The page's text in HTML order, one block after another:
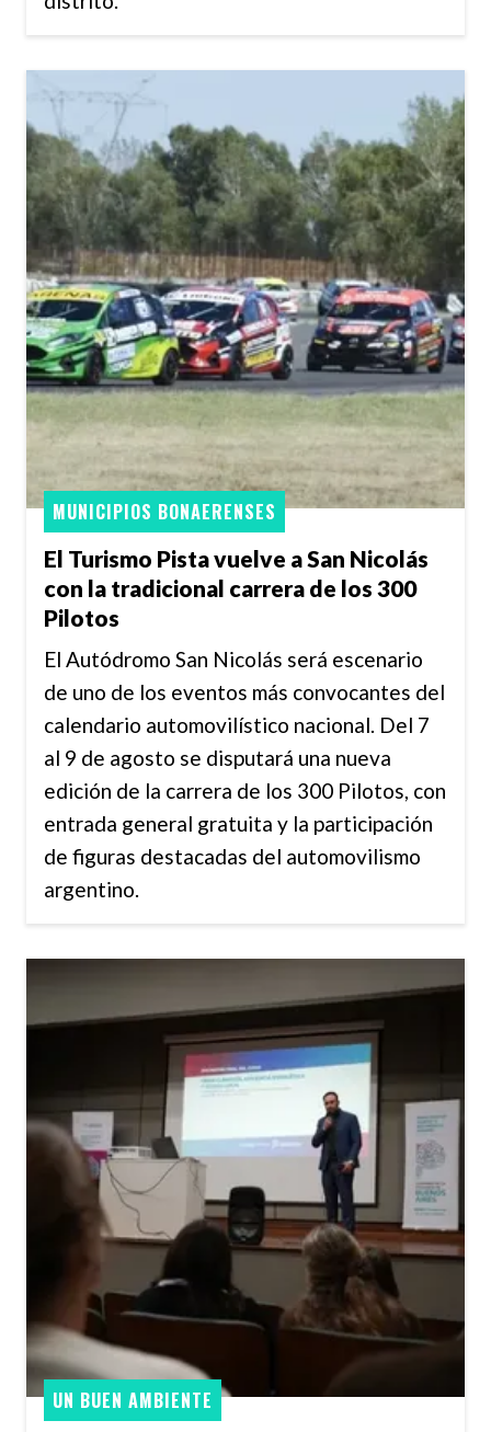
El Turismo Pista vuelve a San Nicolás
con la tradicional carrera de los 300
Pilotos
MUNICIPIOS BONAERENSES
El Autódromo San Nicolás será escenario
de uno de los eventos más convocantes del
calendario automovilístico nacional. Del 7
al 9 de agosto se disputará una nueva
edición de la carrera de los 300 Pilotos, con
entrada general gratuita y la participación
de figuras destacadas del automovilismo
argentino.
UN BUEN AMBIENTE